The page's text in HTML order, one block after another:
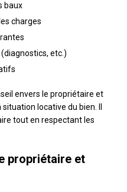
baux
charges
etc.)
envers le propriétaire et
locative du bien. Il
tout en respectant les
propriétaire et